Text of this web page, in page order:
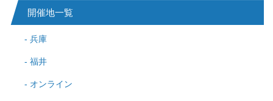
開催地一覧
兵庫
福井
オンライン